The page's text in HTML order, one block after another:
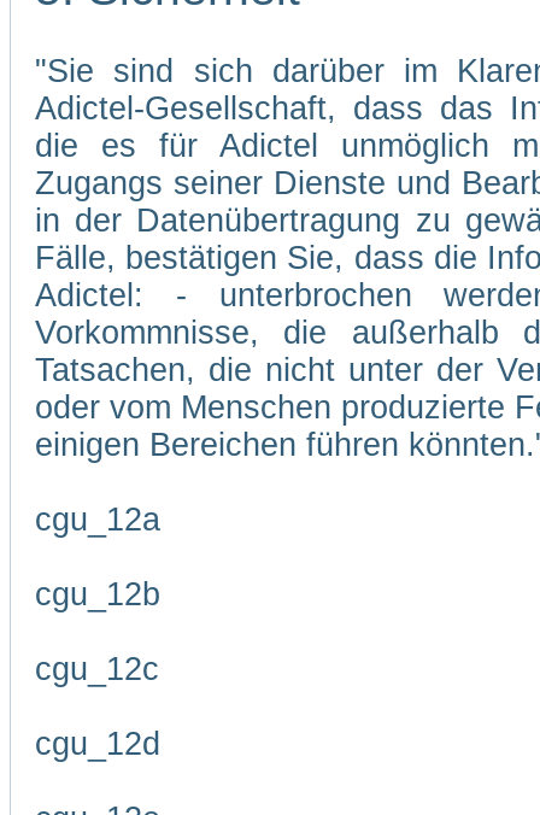
"Sie sind sich darüber im
Adictel-Gesellschaft, dass das
die es für Adictel unmöglich
Zugangs seiner Dienste und
in der Datenübertragung zu
Fälle, bestätigen Sie, dass die
Adictel: - unterbrochen
Vorkommnisse, die
Tatsachen, die nicht unter der
oder vom Menschen produzierte
einigen Bereichen führen
cgu_12a
cgu_12b
cgu_12c
cgu_12d